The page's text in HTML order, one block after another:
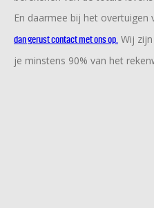
En daarmee bij het overtuigen
dan gerust contact met ons op. Wij
je minstens 90% van het